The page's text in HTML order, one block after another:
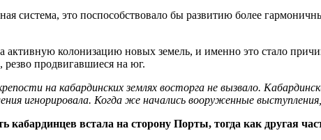
система, это поспособствовало бы развитию более
активную колонизацию новых земель, и именно это стало
резво продвигавшиеся на юг.
на кабардинских землях восторга не вызвало.
игнорировала. Когда же начались вооруженные
кабардинцев встала на сторону Порты, тогда как другая